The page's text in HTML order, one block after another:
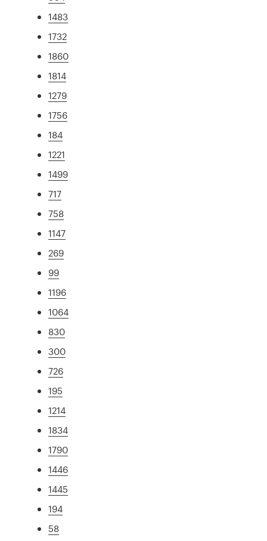
1483
1732
1860
1814
1279
1756
184
1221
1499
717
758
1147
269
99
1196
1064
830
300
726
195
1214
1834
1790
1446
1445
194
58